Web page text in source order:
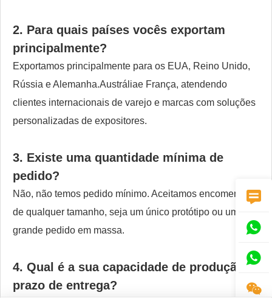
2. Para quais países vocês exportam
principalmente?
Exportamos principalmente para os EUA, Reino Unido,
Rússia e Alemanha.Austráliae França, atendendo
clientes internacionais de varejo e marcas com soluções
personalizadas de expositores.
3. Existe uma quantidade mínima de
pedido?
Não, não temos pedido mínimo. Aceitamos encomendas
de qualquer tamanho, seja um único protótipo ou um
grande pedido em massa.
4. Qual é a sua capacidade de produção e
prazo de entrega?



